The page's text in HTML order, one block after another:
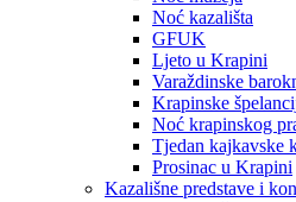
Noć kazališta
GFUK
Ljeto u Krapini
Varaždinske
Krapinske
Noć krapinskog
Tjedan kajkavske
Prosinac u Krapini
Kazališne predstave i